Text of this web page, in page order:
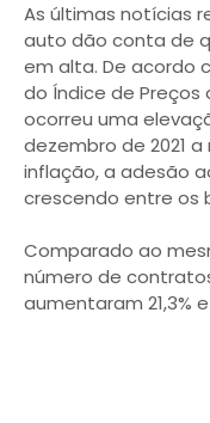
As últimas notícias
auto dão conta de
em alta. De acordo
do Índice de Preços
ocorreu uma
dezembro de 2021
inflação, a adesão
crescendo entre os
Comparado ao
número de
aumentaram 21,3%